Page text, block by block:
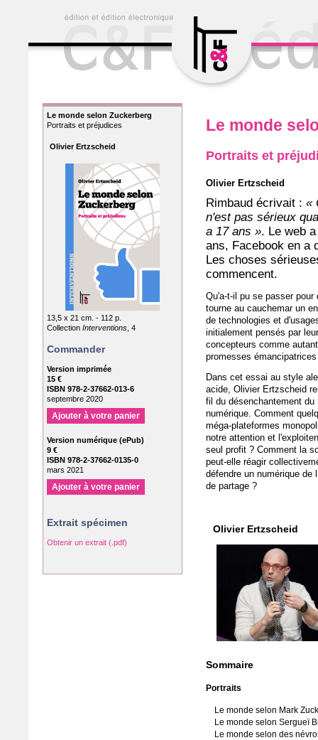
Le monde selon Zuckerberg
Portraits et préjudices
Olivier Ertzscheid
13,5 x 21 cm. - 112 p.
Collection Interventions , 4
Commander
Version imprimée
15 €
ISBN 978-2-37662-013-6
septembre 2020
Ajouter à votre panier
Version numérique (ePub)
9 €
ISBN 978-2-37662-0135-0
mars 2021
Ajouter à votre panier
Extrait spécimen
Obtenir un extrait (.pdf)
Le monde
Portraits et
Olivier Ertzscheid
Rimbaud écrivait : «
n'est pas sérieux
a 17 ans ». Le web
ans, Facebook en a
Les choses
commencent.
Qu'a-t-il pu se passer pour
tourne au cauchemar un
de technologies et
initialement pensés par
concepteurs comme
promesses
Dans cet essai au style
acide, Olivier Ertzscheid
fil du désenchantement du
numérique. Comment
méga-plateformes
notre attention et
seul profit ? Comment la
peut-elle réagir
défendre un numérique de
de partage ?
Olivier Ertzscheid
Sommaire
Portraits
Le monde selon Mark
Le monde selon Sergueï
Le monde selon des